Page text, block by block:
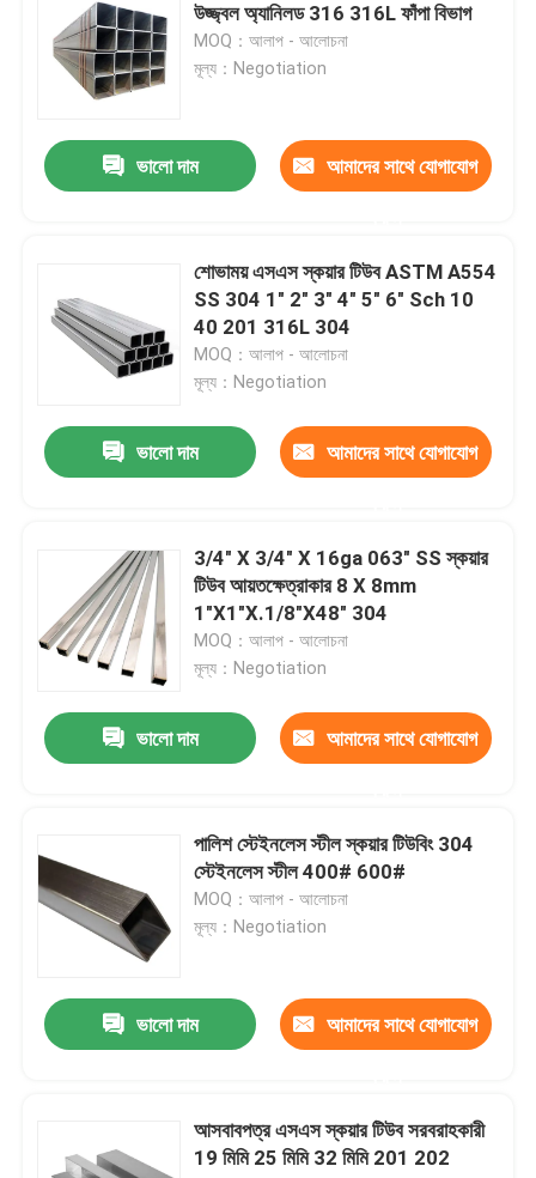
আমাদের সম্পর্কে
পরিচিতি
পণ্য
স্টেইনলেস স্টীল প্লেট শীট
এসএস স্কয়ার টিউব
বিজোড় স্টেইনলেস স্টীল পাইপ
স্টেইনলেস স্টীল ফালা
খাদ ইস্পাত ফালা
খাদ ইস্পাত টিউব
খাদ ইস্পাত কুণ্ডলী
গ্যালভানাইজড স্টিল প্লেট
উজ্জ্বল অ্যানিলড 316 316L ফাঁপা বিভাগ
MOQ：আলাপ - আলোচনা
মূল্য：Negotiation
ভালো দাম আমাদের সাথে যোগাযোগ
শোভাময় এসএস স্কয়ার টিউব ASTM A554
SS 304 1" 2" 3" 4" 5" 6" Sch 10
40 201 316L 304
MOQ：আলাপ - আলোচনা
মূল্য：Negotiation
ভালো দাম আমাদের সাথে যোগাযোগ
3/4" X 3/4" X 16ga 063" SS স্কয়ার
টিউব আয়তক্ষেত্রাকার 8 X 8mm
1"X1"X.1/8"X48" 304
MOQ：আলাপ - আলোচনা
মূল্য：Negotiation
ভালো দাম আমাদের সাথে যোগাযোগ
পালিশ স্টেইনলেস স্টীল স্কয়ার টিউবিং 304
স্টেইনলেস স্টীল 400# 600#
MOQ：আলাপ - আলোচনা
মূল্য：Negotiation
ভালো দাম আমাদের সাথে যোগাযোগ
আসবাবপত্র এসএস স্কয়ার টিউব সরবরাহকারী
19 মিমি 25 মিমি 32 মিমি 201 202